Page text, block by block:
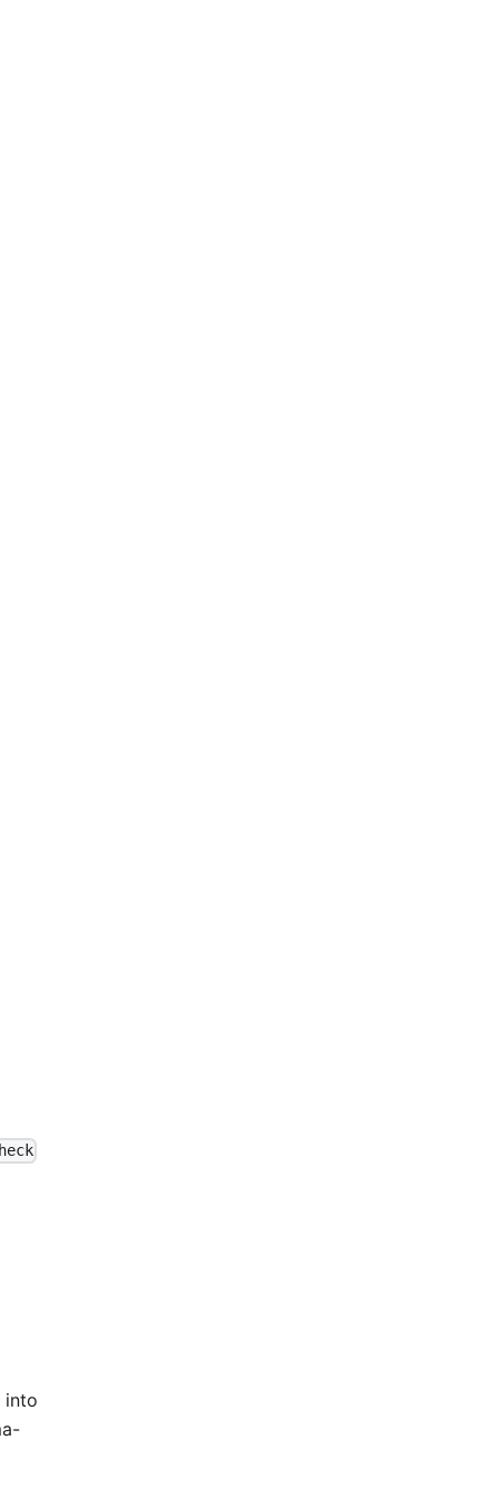
into